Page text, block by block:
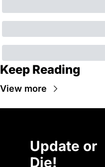
Keep Reading
View more
Update or
Die!